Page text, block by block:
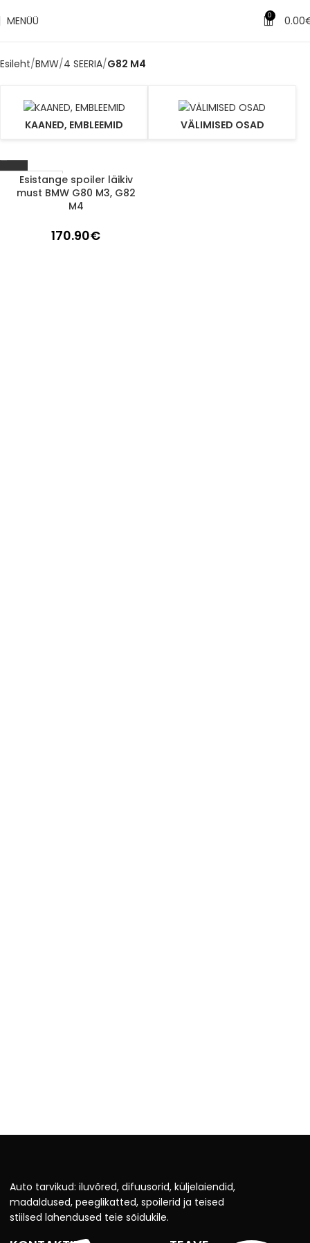
MENÜÜ 0 0.00
Esileht BMW 4 SEERIA G82 M4
KAANED, EMBLEEMID VÄLIMISED OSAD
1-3 d.d.
Esistange spoiler läikiv
must BMW G80 M3, G82
M4
170.90€
Auto tarvikud: iluvõred, difuusorid, küljelaiendid,
madaldused, peeglikatted, spoilerid ja teised
stiilsed lahendused teie sõidukile.